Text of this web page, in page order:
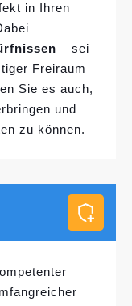
in Ihren
– sei
Freiraum
Sie es auch,
und
zu können.